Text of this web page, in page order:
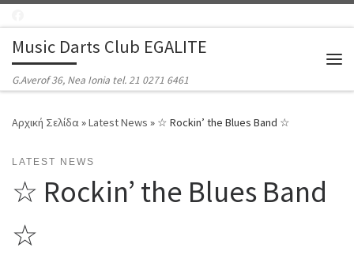
Music Darts Club EGALITE
G.Averof 36, Nea Ionia tel. 21 0271 6461
Αρχική Σελίδα»Latest News » ☆ Rockin’ the Blues Band ☆
LATEST NEWS
☆ Rockin’ the Blues Band
☆